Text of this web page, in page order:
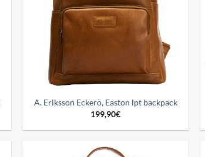
A. Eriksson Eckerö, Easton lpt backpack
199,90€